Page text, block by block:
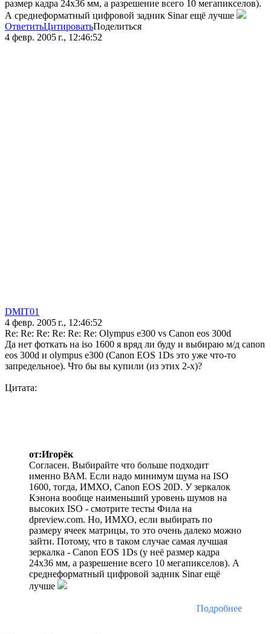
размер кадра 24х36 мм, а разрешение всего 10 мегапикселов).
А среднеформатный цифровой задник Sinar ещё лучше
ОтветитьЦитироватьПоделиться
4 февр. 2005 г., 12:46:52
DMIT01
4 февр. 2005 г., 12:46:52
Re: Re: Re: Re: Re: Re: Olympus e300 vs Canon eos 300d
Да нет фоткать на iso 1600 я вряд ли буду и выбираю м/д canon
eos 300d и olympus e300 (Canon EOS 1Ds это уже что-то
запредельное). Что бы вы купили (из этих 2-х)?
Цитата:
от:Игорёк
Согласен. Выбирайте что больше подходит
именно ВАМ. Если надо минимум шума на ISO
1600, тогда, ИМХО, Canon EOS 20D. У зеркалок
Кэнона вообще наименьший уровень шумов на
высоких ISO - смотрите тесты Фила на
dpreview.com. Но, ИМХО, если выбирать по
размеру ячеек матрицы, то это очень далеко можно
зайти. Потому, что в таком случае самая лучшая
зеркалка - Canon EOS 1Ds (у неё размер кадра
24х36 мм, а разрешение всего 10 мегапикселов). А
среднеформатный цифровой задник Sinar ещё
лучше
Подробнее